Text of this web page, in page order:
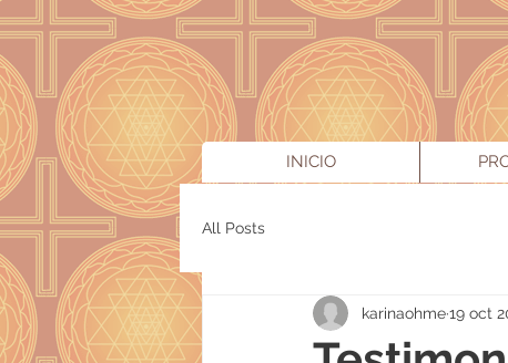
INICIO
All Posts
karinaohme19 oct